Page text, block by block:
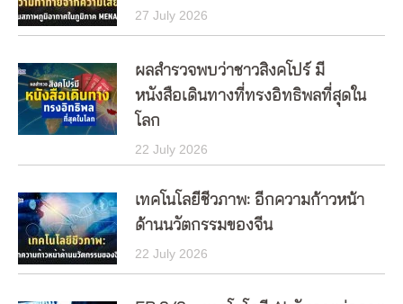
27 July 2026
ผลสำรวจพบว่าชาวสิงคโปร์ มี
หนังสือเดินทางที่ทรงอิทธิพลที่สุดใน
โลก
22 July 2026
เทคโนโลยีชีวภาพ: อีกความก้าวหน้า
ด้านนวัตกรรมของจีน
22 July 2026